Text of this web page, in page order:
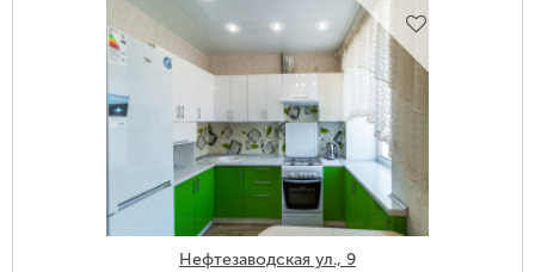
Нефтезаводская ул., 9